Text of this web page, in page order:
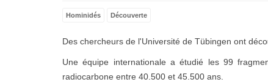
Hominidés Découverte
Des chercheurs de l'Université de Tübingen ont
Une équipe internationale a étudié les 99
radiocarbone entre 40.500 et 45.500 ans.